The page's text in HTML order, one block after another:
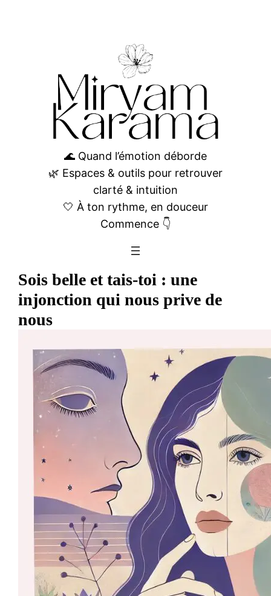
🌊 Quand l’émotion déborde
🌿 Espaces & outils pour retrouver
clarté & intuition
🤍 À ton rythme, en douceur
Commence 👇
Sois belle et tais-toi : une
injonction qui nous prive de
nous